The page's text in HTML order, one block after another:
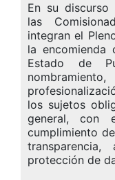
En su discurso
las
integran el
la encomienda
Estado de
los sujetos
general, con
cumplimiento
protección de